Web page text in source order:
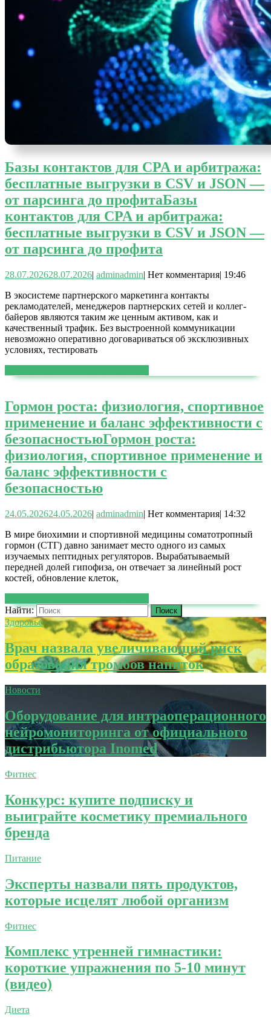
Базы контактов для CPA и арбитража:
бесплатные выгрузки в CSV и JSON —
от парсинга до профитаБазы
контактов для CPA и арбитража:
бесплатные выгрузки в CSV и JSON —
от парсинга до профита
28.07.202628.07.2026| adminadmin| Нет комментария| 19:46
В экосистеме партнерского маркетинга контакты
рекламодателей, менеджеров партнерских сетей и коллег-
байеров являются таким же ценным активом, как и
качественный трафик. Без выстроенной коммуникации
невозможно оперативно договариваться об эксклюзивных
условиях, тестировать
Гормон роста: физиология, спортивное
применение и баланс эффективности с
безопасностьюГормон роста:
физиология, спортивное применение и
баланс эффективности с
безопасностью
24.05.202624.05.2026| adminadmin| Нет комментария| 14:32
В мире биохимии и спортивной медицины соматотропный
гормон (СТГ) давно занимает место одного из самых
изучаемых пептидных регуляторов. Вырабатываемый
передней долей гипофиза, он отвечает за линейный рост
костей, обновление клеток,
Найти:
Здоровье
Врач назвала увеличивающий риск
образования тромбов напиток
Новости
Оборудование для интраоперационного
нейромониторинга от официального
дистрибьютора Inomed
Фитнес
Конкурс: купите подписку и
выиграйте косметику премиального
бренда
Питание
Эксперты назвали пять продуктов,
которые исцелят любой организм
Фитнес
Комплекс утренней гимнастики:
короткие упражнения по 5-10 минут
(видео)
Диета